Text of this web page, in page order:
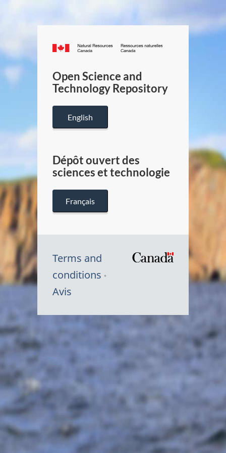
Canada.ca
/
Canada
Open Science and
Technology Repository
English
Dépôt ouvert des
sciences et technologie
Français
Terms and
conditions
Avis
Symbole
Canada